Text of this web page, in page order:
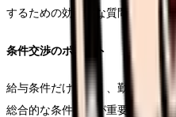
するための効果的な質問設計が重
条件交渉のポイント
給与条件だけでなく、勤務時間や
総合的な条件提示が重要です。